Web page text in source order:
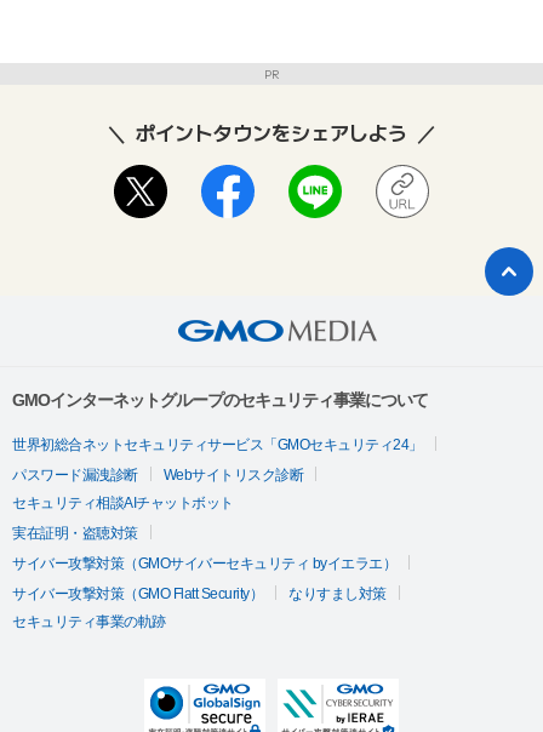
PR
ポイントタウンをシェアしよう
GMOインターネットグループのセキュリティ事業について
世界初総合ネットセキュリティサービス「GMOセキュリティ24」
パスワード漏洩診断
Webサイトリスク診断
セキュリティ相談AIチャットボット
実在証明・盗聴対策
サイバー攻撃対策（GMOサイバーセキュリティ byイエラエ）
サイバー攻撃対策（GMO Flatt Security）
なりすまし対策
セキュリティ事業の軌跡